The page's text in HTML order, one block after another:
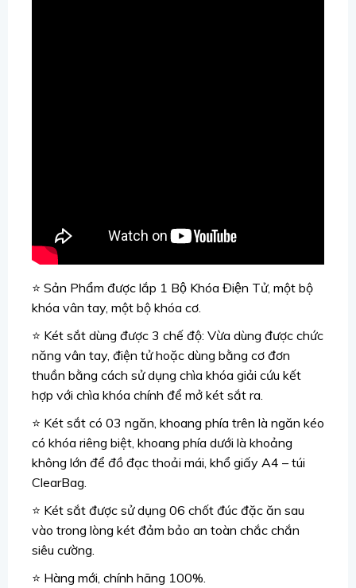
⭐ Sản Phẩm được lắp 1 Bộ Khóa Điện Tử, một bộ
khóa vân tay, một bộ khóa cơ.
⭐ Két sắt dùng được 3 chế độ: Vừa dùng được chức
năng vân tay, điện tử hoặc dùng bằng cơ đơn
thuần bằng cách sử dụng chìa khóa giải cứu kết
hợp với chìa khóa chính để mở két sắt ra.
⭐ Két sắt có 03 ngăn, khoang phía trên là ngăn kéo
có khóa riêng biệt, khoang phía dưới là khoảng
không lớn để đồ đạc thoải mái, khổ giấy A4 – túi
ClearBag.
⭐ Két sắt được sử dụng 06 chốt đúc đặc ăn sau
vào trong lòng két đảm bảo an toàn chắc chắn
siêu cường.
⭐ Hàng mới, chính hãng 100%.